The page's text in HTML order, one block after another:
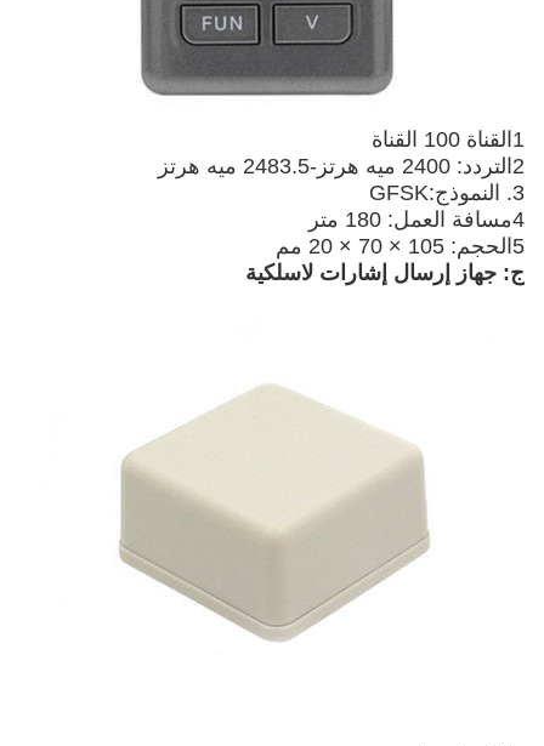
1القناة 100 القناة
2التردد: 2400 ميه هرتز-2483.5 ميه هرتز
3. النموذج:GFSK
4مسافة العمل: 180 متر
5الحجم: 105 × 70 × 20 مم
ج: جهاز إرسال إشارات لاسلكية